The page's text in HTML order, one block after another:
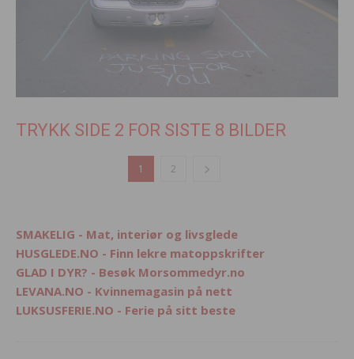
TRYKK SIDE 2 FOR SISTE 8 BILDER
1 2
SMAKELIG - Mat, interiør og livsglede
HUSGLEDE.NO - Finn lekre matoppskrifter
GLAD I DYR? - Besøk Morsommedyr.no
LEVANA.NO - Kvinnemagasin på nett
LUKSUSFERIE.NO - Ferie på sitt beste